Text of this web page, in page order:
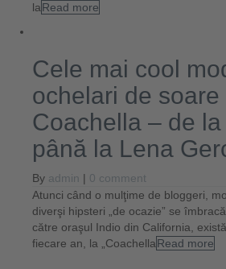
laRead more
Cele mai cool
ochelari de soare
Coachella – de
până la Lena
By admin | 0 comment
Atunci când o mulţime de bloggeri,
diverşi hipsteri „de ocazie” se
către oraşul Indio din California,
fiecare an, la „CoachellaRead more